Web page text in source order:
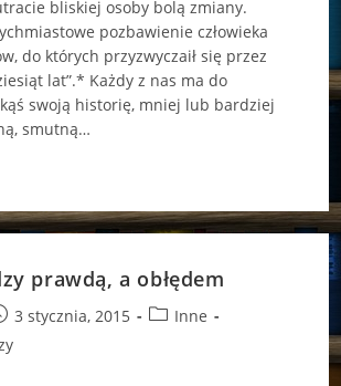
bliskiej osoby bolą zmiany.
pozbawienie człowieka
do których przyzwyczaił się przez
lat”.* Każdy z nas ma do
swoją historię, mniej lub bardziej
smutną…
prawdą, a obłędem
3 stycznia, 2015
PostInne